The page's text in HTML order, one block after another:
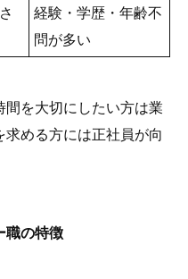
経験・学歴・年齢不
問が多い
を大切にしたい方は業
める方には正社員が向
職の特徴